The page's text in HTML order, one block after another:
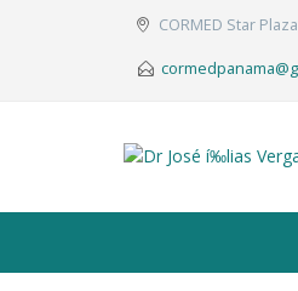
CORMED Star